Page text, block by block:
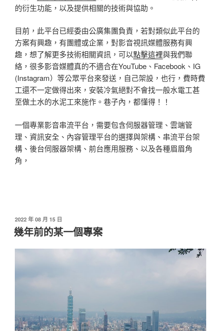
的衍生功能，以及提供相關的技術與協助。
目前，此平台已經委由公廣集團負責，若對類似此平台的
方案有興趣，有團體或企業，對影音視訊媒體服務有興
趣，想了解更多技術相關資訊，可以點擊這裡與我們聯
絡，很多影音媒體真的不適合在YouTube、Facebook、IG
(Instagram）等公眾平台來發送，自己架設，也行，費時費
工還不一定做得出來，安裝冷氣絕對不會找一般水電工甚
至做土水的水泥工來施作。巷子內，都懂得！！
一個專業影音串流平台，需要包含伺服器管理、雲端管
理、資訊安全、內容管理平台的選擇與架構、串流平台架
構、後台伺服器架構、前台應用服務、以及各種眉眉角
角，
發
佈
於
2022 年 08 月 15 日
幾年前的某一個專案